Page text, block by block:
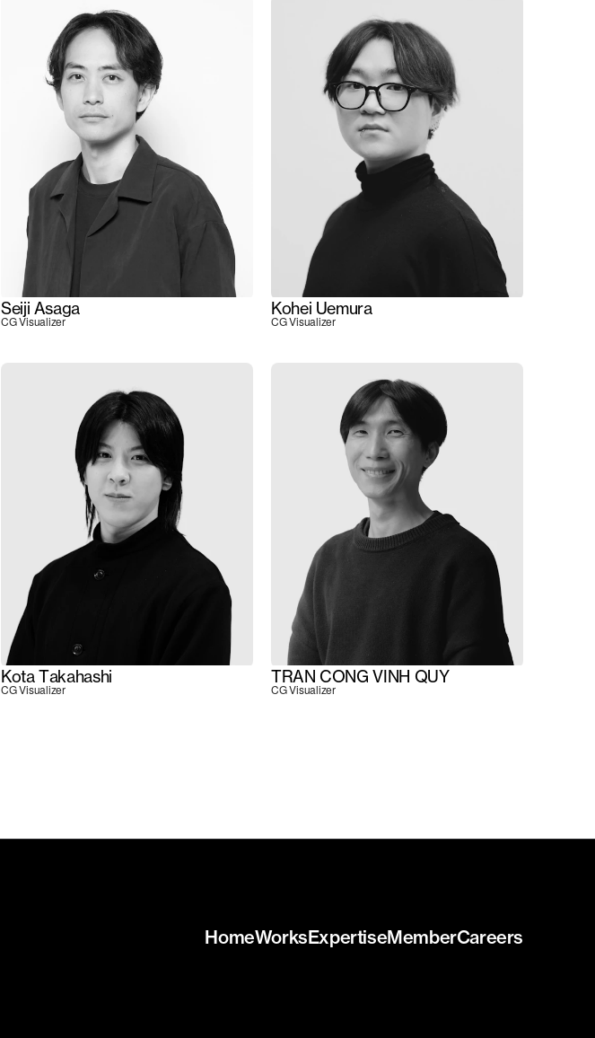
Seiji Asaga
CG Visualizer
Kohei Uemura
CG Visualizer
Kota Takahashi
CG Visualizer
TRAN CONG VINH QUY
CG Visualizer
HomeWorksExpertiseMemberCareers